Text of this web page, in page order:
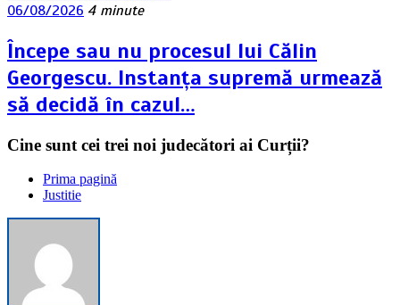
06/08/2026 4 minute
Începe sau nu procesul lui Călin
Georgescu. Instanța supremă urmează
să decidă în cazul…
Cine sunt cei trei noi judecători ai Curții?
Prima pagină
Justitie